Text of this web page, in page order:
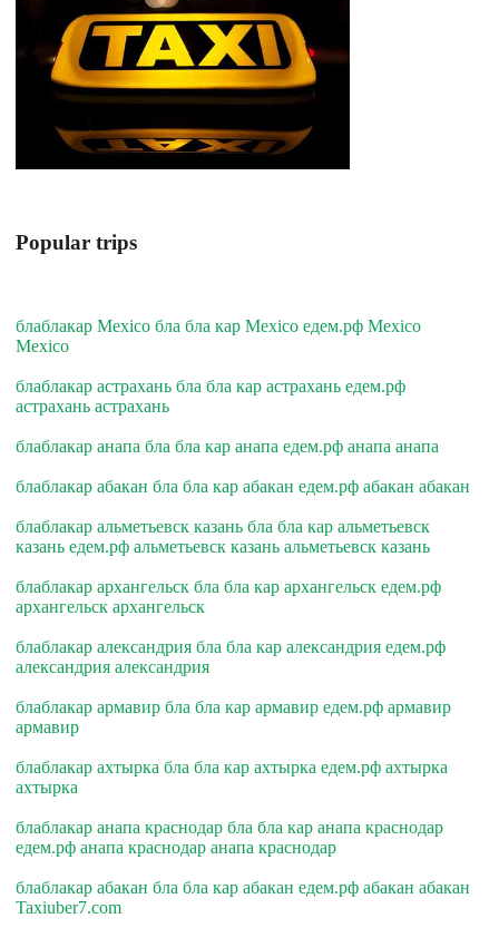
Popular trips
блаблакар Mexico бла бла кар Mexico едем.рф Mexico
Mexico
блаблакар астрахань бла бла кар астрахань едем.рф
астрахань астрахань
блаблакар анапа бла бла кар анапа едем.рф анапа анапа
блаблакар абакан бла бла кар абакан едем.рф абакан абакан
блаблакар альметьевск казань бла бла кар альметьевск
казань едем.рф альметьевск казань альметьевск казань
блаблакар архангельск бла бла кар архангельск едем.рф
архангельск архангельск
блаблакар александрия бла бла кар александрия едем.рф
александрия александрия
блаблакар армавир бла бла кар армавир едем.рф армавир
армавир
блаблакар ахтырка бла бла кар ахтырка едем.рф ахтырка
ахтырка
блаблакар анапа краснодар бла бла кар анапа краснодар
едем.рф анапа краснодар анапа краснодар
блаблакар абакан бла бла кар абакан едем.рф абакан абакан
Taxiuber7.com